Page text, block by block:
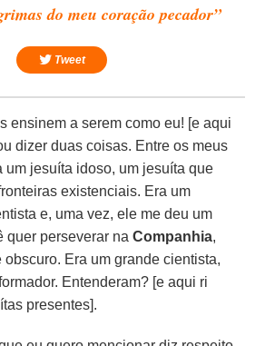
do meu coração pecador”
Tweet
ensinem a serem como eu! [e aqui
dizer duas coisas. Entre os meus
um jesuíta idoso, um jesuíta que
existenciais. Era um
e, uma vez, ele me deu um
quer perseverar naCompanhia,
obscuro. Era um grande cientista,
Entenderam? [e aqui ri
presentes].